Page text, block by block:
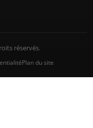
réservés.
Plan du site